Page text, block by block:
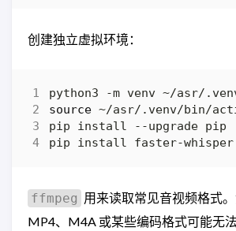
创建独立虚拟环境：
source
ffmpeg 用来读取常见音视频格式。
MP4、M4A 或某些编码格式可能无